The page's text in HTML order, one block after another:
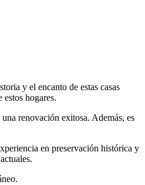
y el encanto de estas casas
hogares.
renovación exitosa. Además, es
en preservación histórica y